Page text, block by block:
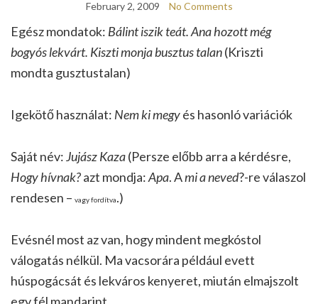
February 2, 2009 No Comments
Egész mondatok: Bálint iszik teát. Ana hozott még
bogyós lekvárt. Kiszti monja busztus talan(Kriszti
mondta gusztustalan)
Igekötő használat: Nem ki megyés hasonló variációk
Saját név:Jujász Kaza(Persze előbb arra a kérdésre,
Hogy hívnak?azt mondja:Apa. Ami a neved?-re válaszol
rendesen – vagy fordítva.)
Evésnél most az van, hogy mindent megkóstol
válogatás nélkül. Ma vacsorára például evett
húspogácsát és lekváros kenyeret, miután elmajszolt